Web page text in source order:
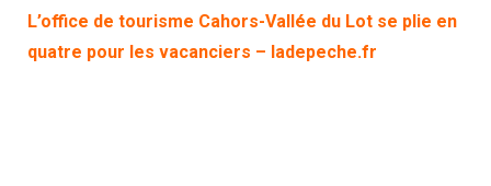
L’office de tourisme Cahors-Vallée du Lot se plie en
quatre pour les vacanciers – ladepeche.fr